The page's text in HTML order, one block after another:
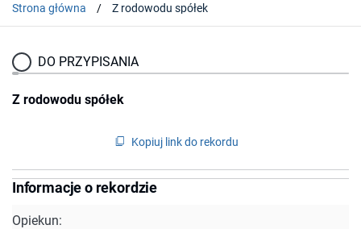
Strona główna Z rodowodu spółek
DO PRZYPISANIA
Z rodowodu spółek
Kopiuj link do rekordu
Informacje o rekordzie
Opiekun: